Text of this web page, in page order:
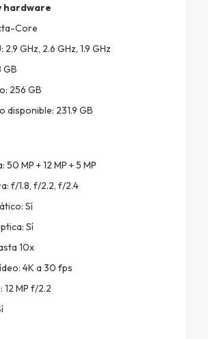
hardware
Core
GHz, 2.6 GHz, 1.9 GHz
GB
256 GB
disponible: 231.9 GB
MP + 12 MP + 5 MP
f/1.8, f/2.2, f/2.4
Sí
Sí
10x
4K a 30 fps
MP f/2.2